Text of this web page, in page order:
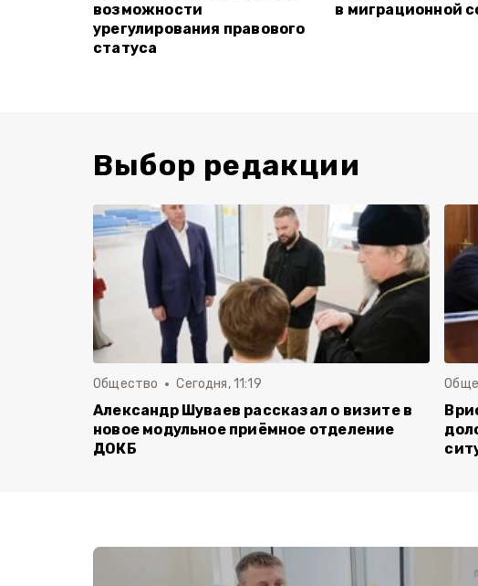
возможности
урегулирования правового
статуса
в миграционной
Выбор редакции
Общество Сегодня, 11:19
Александр Шуваев рассказал о визите в
новое модульное приёмное отделение
ДОКБ